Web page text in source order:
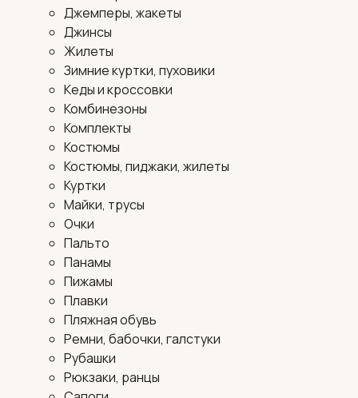
Джемперы, жакеты
Джинсы
Жилеты
Зимние куртки, пуховики
Кеды и кроссовки
Комбинезоны
Комплекты
Костюмы
Костюмы, пиджаки, жилеты
Куртки
Майки, трусы
Очки
Пальто
Панамы
Пижамы
Плавки
Пляжная обувь
Ремни, бабочки, галстуки
Рубашки
Рюкзаки, ранцы